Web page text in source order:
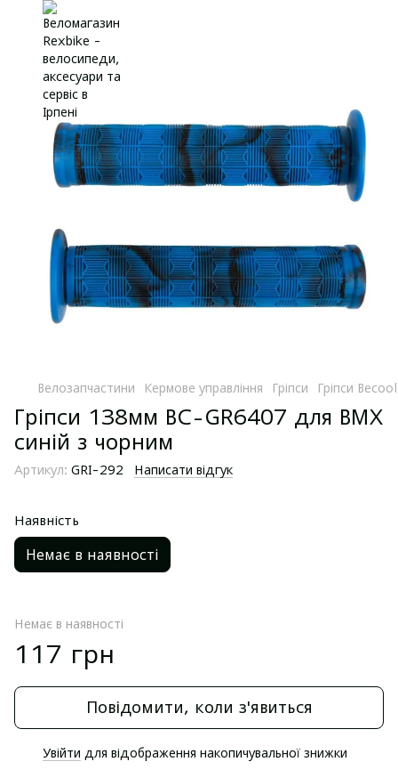
Велозапчастини Кермове управління Гріпси Гріпси Becool
Гріпси 138мм BC-GR6407 для BMX
синій з чорним
Артикул: GRI-292 Написати відгук
Наявність
Немає в наявності
Немає в наявності
117 грн
Повідомити, коли з'явиться
Увійти для відображення накопичувальної знижки